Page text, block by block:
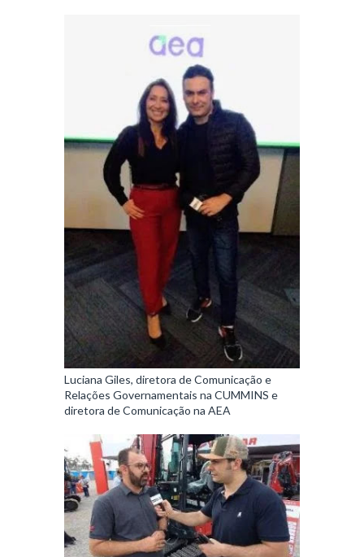
Luciana Giles, diretora de Comunicação e
Relações Governamentais na CUMMINS e
diretora de Comunicação na AEA